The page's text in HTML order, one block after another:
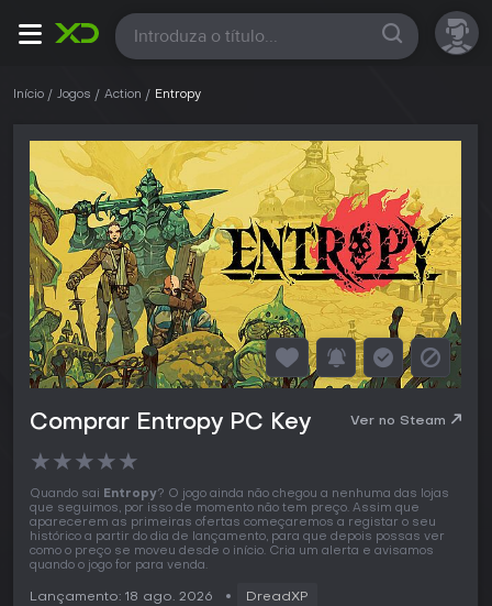
Todas
Início Jogos Action Entropy
Comprar Entropy PC Key Ver no Steam
★★★★★
Quando sai Entropy? O jogo ainda não chegou a nenhuma das lojas
que seguimos, por isso de momento não tem preço. Assim que
aparecerem as primeiras ofertas começaremos a registar o seu
histórico a partir do dia de lançamento, para que depois possas ver
como o preço se moveu desde o início. Cria um alerta e avisamos
quando o jogo for para venda.
Lançamento: 18 ago. 2026 DreadXP